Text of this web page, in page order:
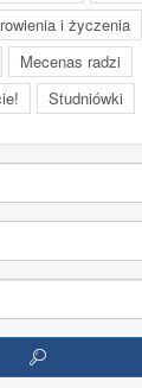
i życzenia
Mecenas radzi
Studniówki